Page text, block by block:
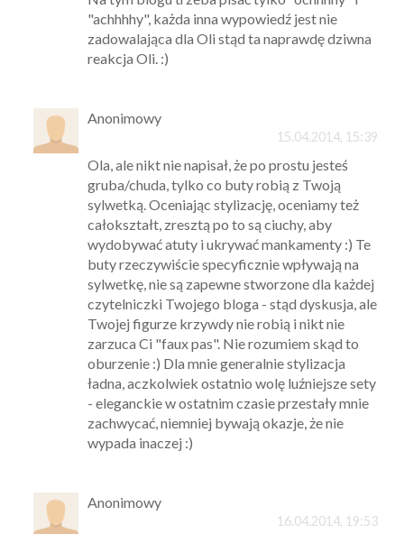
"achhhhy", każda inna wypowiedź jest nie
zadowalająca dla Oli stąd ta naprawdę dziwna
reakcja Oli. :)
Anonimowy
15.04.2014, 15:39
Ola, ale nikt nie napisał, że po prostu jesteś
gruba/chuda, tylko co buty robią z Twoją
sylwetką. Oceniając stylizację, oceniamy też
całokształt, zresztą po to są ciuchy, aby
wydobywać atuty i ukrywać mankamenty :) Te
buty rzeczywiście specyficznie wpływają na
sylwetkę, nie są zapewne stworzone dla każdej
czytelniczki Twojego bloga - stąd dyskusja, ale
Twojej figurze krzywdy nie robią i nikt nie
zarzuca Ci "faux pas". Nie rozumiem skąd to
oburzenie :) Dla mnie generalnie stylizacja
ładna, aczkolwiek ostatnio wolę luźniejsze sety
- eleganckie w ostatnim czasie przestały mnie
zachwycać, niemniej bywają okazje, że nie
wypada inaczej :)
Anonimowy
16.04.2014, 19:53